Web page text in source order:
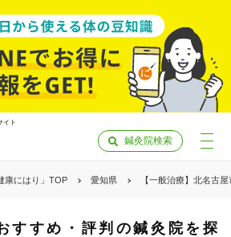
イト
鍼灸院検索
康にはり」TOP 愛知県 【一般治療】北名古
すすめ・評判の鍼灸院を探